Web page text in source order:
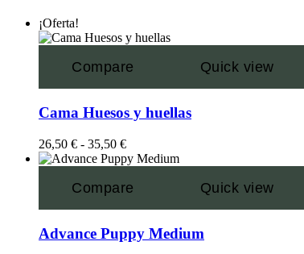
¡Oferta!
Compare Quick view
Cama Huesos y huellas
26,50 € - 35,50 €
Compare Quick view
Advance Puppy Medium